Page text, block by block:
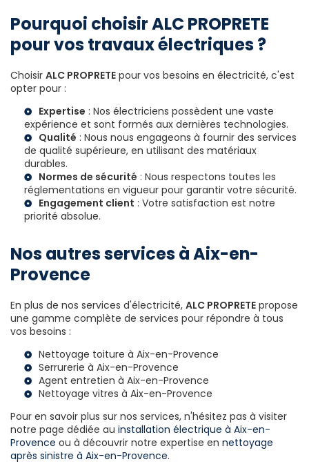
Pourquoi choisir ALC PROPRETE
pour vos travaux électriques ?
Choisir ALC PROPRETE pour vos besoins en électricité, c'est
opter pour :
Expertise : Nos électriciens possèdent une vaste
expérience et sont formés aux dernières technologies.
Qualité : Nous nous engageons à fournir des services
de qualité supérieure, en utilisant des matériaux
durables.
Normes de sécurité : Nous respectons toutes les
réglementations en vigueur pour garantir votre sécurité.
Engagement client : Votre satisfaction est notre
priorité absolue.
Nos autres services à Aix-en-
Provence
En plus de nos services d'électricité, ALC PROPRETE propose
une gamme complète de services pour répondre à tous
vos besoins :
Nettoyage toiture à Aix-en-Provence
Serrurerie à Aix-en-Provence
Agent entretien à Aix-en-Provence
Nettoyage vitres à Aix-en-Provence
Pour en savoir plus sur nos services, n'hésitez pas à visiter
notre page dédiée au installation électrique à Aix-en-
Provence ou à découvrir notre expertise en nettoyage
après sinistre à Aix-en-Provence.